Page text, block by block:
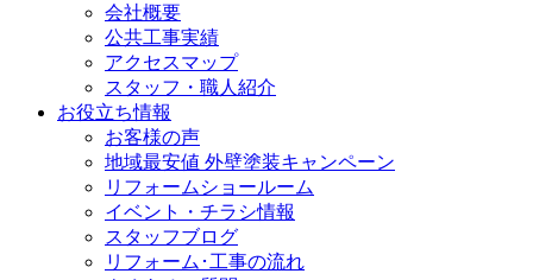
会社概要
公共工事実績
アクセスマップ
スタッフ・職人紹介
お役立ち情報
お客様の声
地域最安値 外壁塗装キャンペーン
リフォームショールーム
イベント・チラシ情報
スタッフブログ
リフォーム･工事の流れ